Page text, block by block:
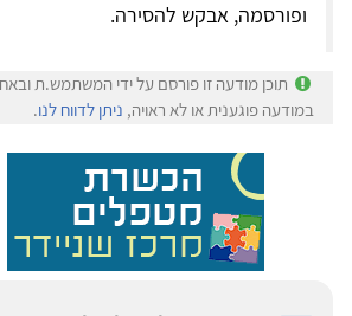
ופורסמה, אבקש להסירה.
תוכן מודעה זו פורסם על ידי המשתמש.ת
במודעה פוגענית או לא ראויה, ניתן לדווח לנו.